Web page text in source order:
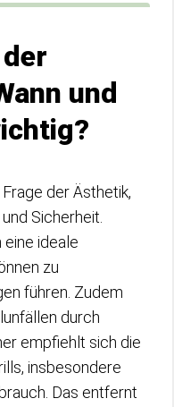
und
der Ästhetik,
Sicherheit.
ideale
zu
führen. Zudem
durch
empfiehlt sich die
insbesondere
Das entfernt